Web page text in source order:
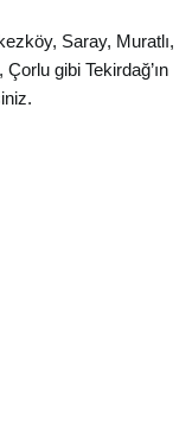
Saray, Muratlı,
gibi Tekirdağ’ın